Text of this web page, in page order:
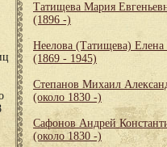
Татищева Мария
(1896 -)
Неелова (Татищева) Елена
(1869 - 1945)
Степанов Михаил
(около 1830 -)
Сафонов Андрей
(около 1830 -)